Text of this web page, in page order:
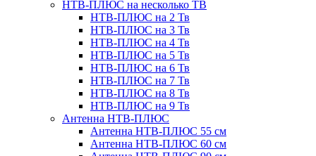
НТВ-ПЛЮС на несколько ТВ
НТВ-ПЛЮС на 2 Тв
НТВ-ПЛЮС на 3 Тв
НТВ-ПЛЮС на 4 Тв
НТВ-ПЛЮС на 5 Тв
НТВ-ПЛЮС на 6 Тв
НТВ-ПЛЮС на 7 Тв
НТВ-ПЛЮС на 8 Тв
НТВ-ПЛЮС на 9 Тв
Антенна НТВ-ПЛЮС
Антенна НТВ-ПЛЮС 55 см
Антенна НТВ-ПЛЮС 60 см